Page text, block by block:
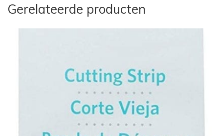
Gerelateerde producten